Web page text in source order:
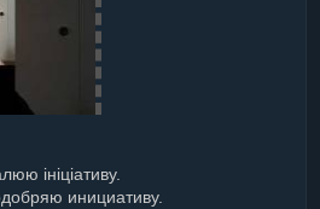
iнiцiативу.
инициативу.